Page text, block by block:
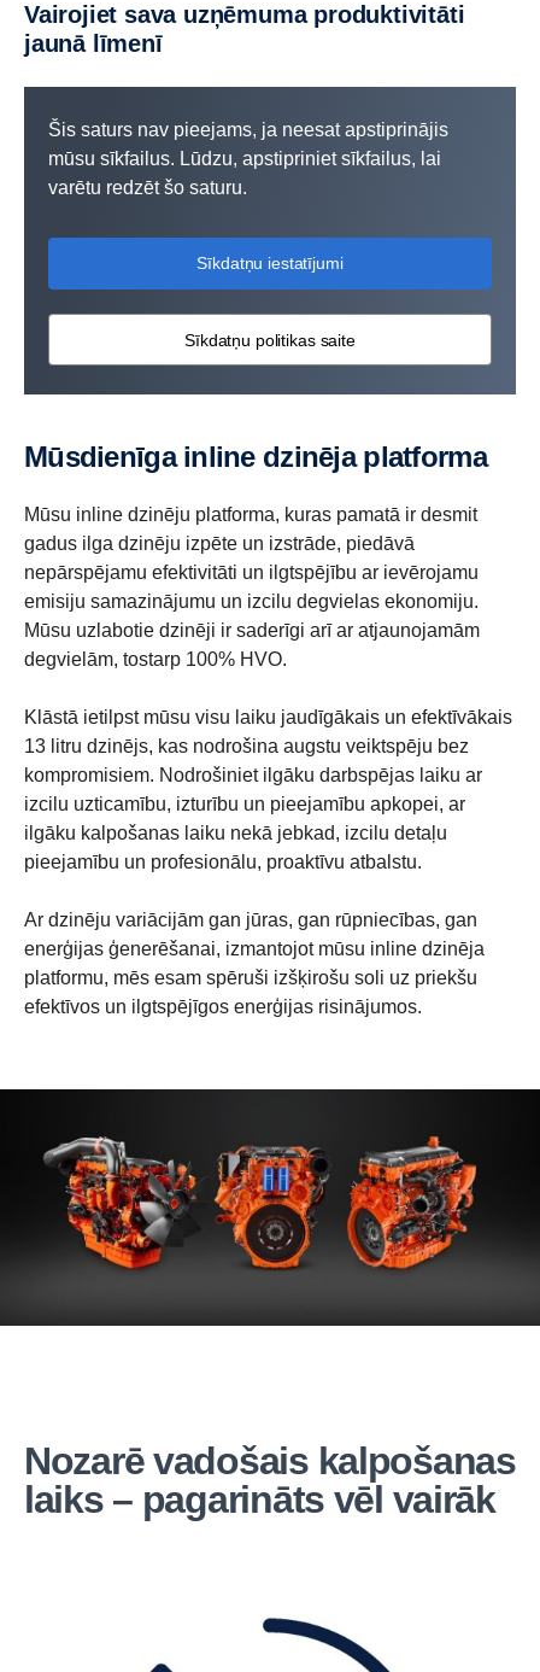
Vairojiet sava uzņēmuma produktivitāti
jaunā līmenī
Šis saturs nav pieejams, ja neesat apstiprinājis
mūsu sīkfailus. Lūdzu, apstipriniet sīkfailus, lai
varētu redzēt šo saturu.
Sīkdatņu iestatījumi
Sīkdatņu politikas saite
Mūsdienīga inline dzinēja platforma
Mūsu inline dzinēju platforma, kuras pamatā ir desmit
gadus ilga dzinēju izpēte un izstrāde, piedāvā
nepārspējamu efektivitāti un ilgtspējību ar ievērojamu
emisiju samazinājumu un izcilu degvielas ekonomiju.
Mūsu uzlabotie dzinēji ir saderīgi arī ar atjaunojamām
degvielām, tostarp 100% HVO.
Klāstā ietilpst mūsu visu laiku jaudīgākais un efektīvākais
13 litru dzinējs, kas nodrošina augstu veiktspēju bez
kompromisiem. Nodrošiniet ilgāku darbspējas laiku ar
izcilu uzticamību, izturību un pieejamību apkopei, ar
ilgāku kalpošanas laiku nekā jebkad, izcilu detaļu
pieejamību un profesionālu, proaktīvu atbalstu.
Ar dzinēju variācijām gan jūras, gan rūpniecības, gan
enerģijas ģenerēšanai, izmantojot mūsu inline dzinēja
platformu, mēs esam spēruši izšķirošu soli uz priekšu
efektīvos un ilgtspējīgos enerģijas risinājumos.
Nozarē vadošais kalpošanas
laiks – pagarināts vēl vairāk